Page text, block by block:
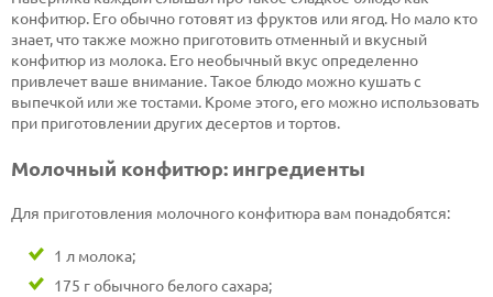
конфитюр. Его обычно готовят из фруктов или ягод. Но мало кто
знает, что также можно приготовить отменный и вкусный
конфитюр из молока. Его необычный вкус определенно
привлечет ваше внимание. Такое блюдо можно кушать с
выпечкой или же тостами. Кроме этого, его можно использовать
при приготовлении других десертов и тортов.
Молочный конфитюр: ингредиенты
Для приготовления молочного конфитюра вам понадобятся:
1 л молока;
175 г обычного белого сахара;